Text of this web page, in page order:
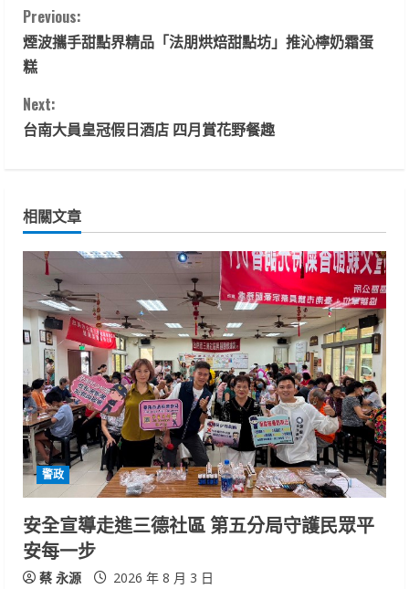
C
o
n
t
n
u
e
R
e
a
d
i
n
g
Previous:
煙波攜手甜點界精品「法朋烘焙甜點坊」推沁檸奶霜蛋
糕
Next:
台南大員皇冠假日酒店 四月賞花野餐趣
相關文章
警政
安全宣導走進三德社區 第五分局守護民眾平
安每一步
蔡 永源 2026 年 8 月 3 日